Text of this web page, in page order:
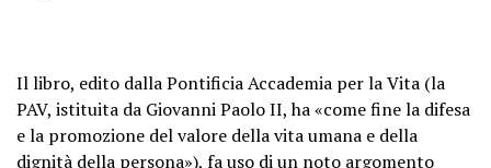
Il libro, edito dalla Pontificia Accademia per la Vita (la
PAV, istituita da Giovanni Paolo II, ha «come fine la difesa
e la promozione del valore della vita umana e della
dignità della persona»), fa uso di un noto argomento